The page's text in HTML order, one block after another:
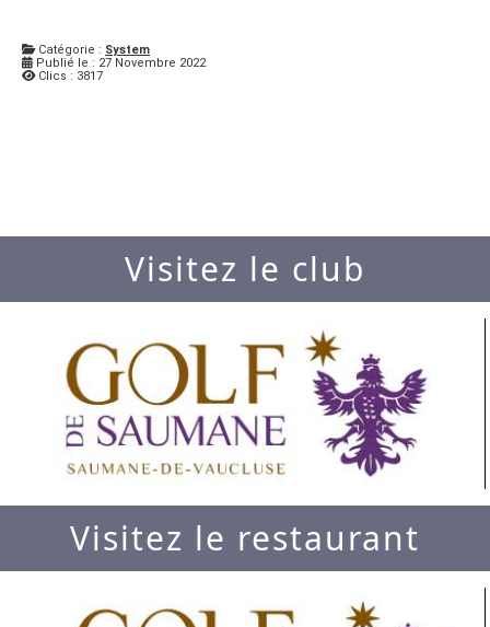
Catégorie : System
Publié le : 27 Novembre 2022
Clics : 3817
Visitez le club
Visitez le restaurant